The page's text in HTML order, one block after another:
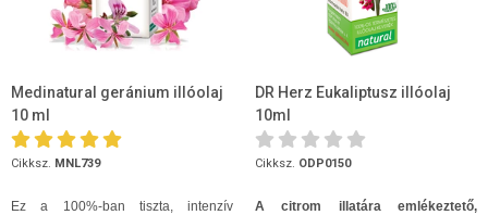
Medinatural geránium illóolaj
10 ml
Cikksz. MNL739
Ez a 100%-ban tiszta, intenzív
DR Herz Eukaliptusz illóolaj
10ml
Cikksz. ODP0150
A citrom illatára emlékeztető,